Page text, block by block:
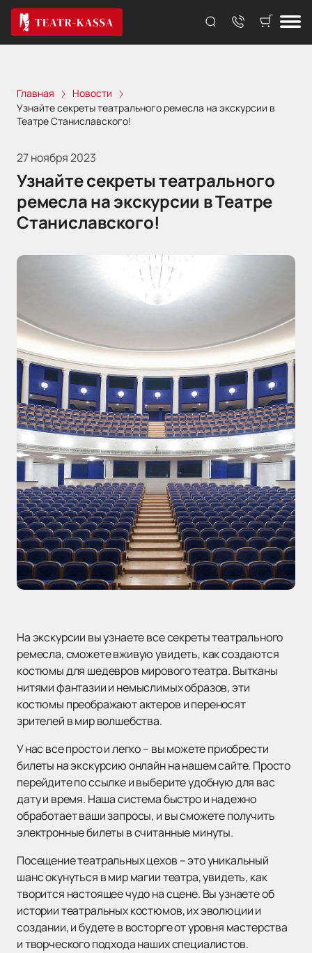
Главная
Новости
Узнайте секреты театрального ремесла на экскурсии в
Театре Станиславского!
27 ноября 2023
Узнайте секреты театрального
ремесла на экскурсии в Театре
Станиславского!
На экскурсии вы узнаете все секреты театрального
ремесла, сможете вживую увидеть, как создаются
костюмы для шедевров мирового театра. Вытканы
нитями фантазии и немыслимых образов, эти
костюмы преображают актеров и переносят
зрителей в мир волшебства.
У нас все просто и легко – вы можете приобрести
билеты на экскурсию онлайн на нашем сайте. Просто
перейдите по ссылке и выберите удобную для вас
дату и время. Наша система быстро и надежно
обработает ваши запросы, и вы сможете получить
электронные билеты в считанные минуты.
Посещение театральных цехов – это уникальный
шанс окунуться в мир магии театра, увидеть, как
творится настоящее чудо на сцене. Вы узнаете об
истории театральных костюмов, их эволюции и
создании, и будете в восторге от уровня мастерства
и творческого подхода наших специалистов.